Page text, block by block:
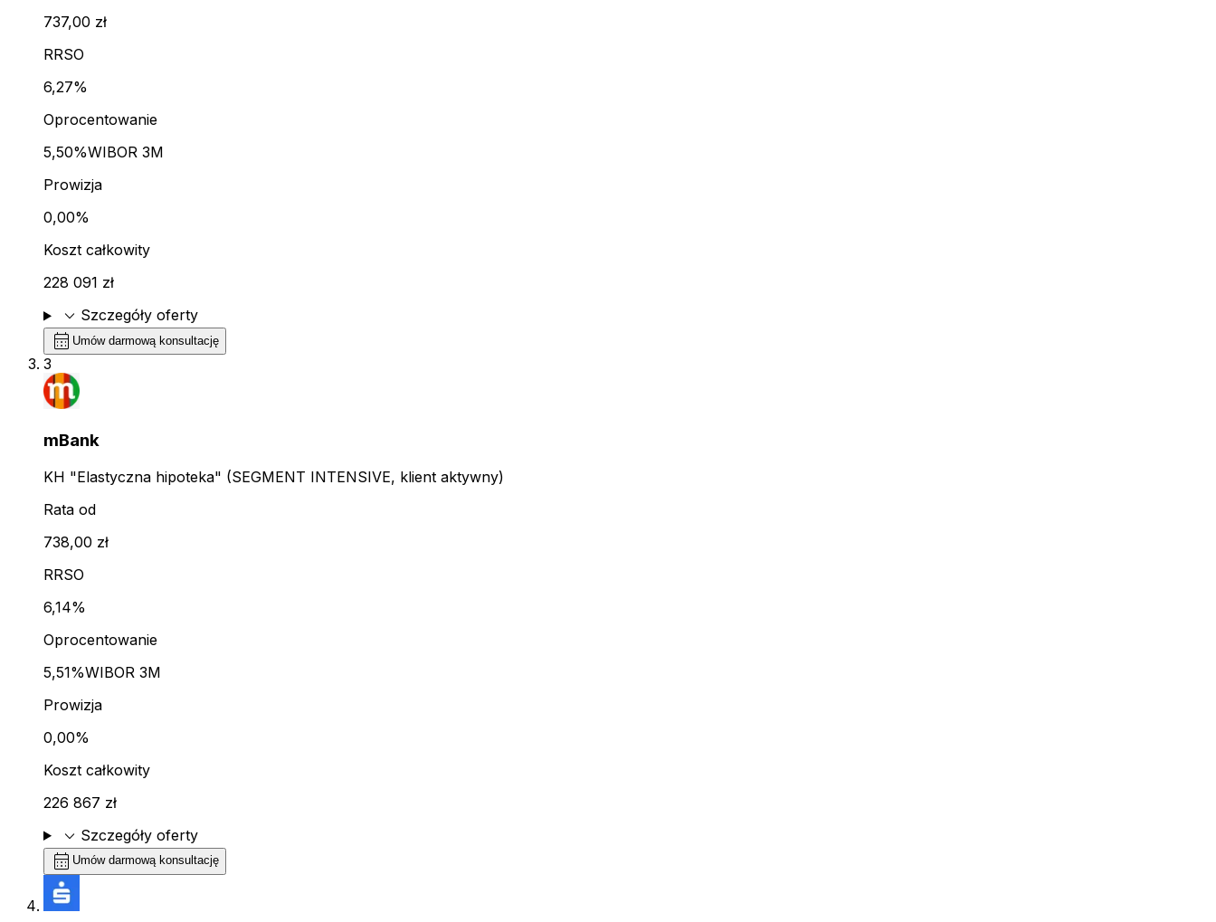
737,00 zł
RRSO
6,27%
Oprocentowanie
5,50%WIBOR 3M
Prowizja
0,00%
Koszt całkowity
228 091 zł
expand_more Szczegóły oferty
calendar_month Umów darmową konsultację
3
mBank
KH "Elastyczna hipoteka" (SEGMENT INTENSIVE, klient aktywny)
Rata od
738,00 zł
RRSO
6,14%
Oprocentowanie
5,51%WIBOR 3M
Prowizja
0,00%
Koszt całkowity
226 867 zł
expand_more Szczegóły oferty
calendar_month Umów darmową konsultację